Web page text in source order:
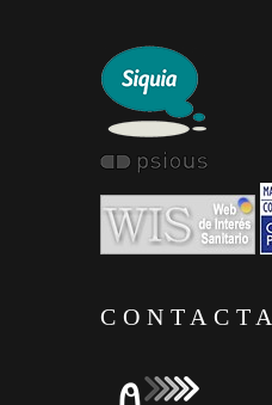
CONTACTA